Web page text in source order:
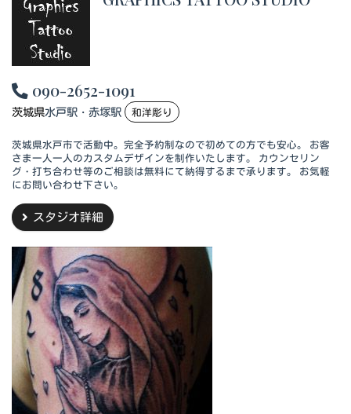
090-2652-1091
茨城県水戸駅・赤塚駅 和洋彫り
茨城県水戸市で活動中。完全予約制なので初めての方でも安心。 お客
さま一人一人のカスタムデザインを制作いたします。 カウンセリン
グ・打ち合わせ等のご相談は無料にて納得するまで承ります。 お気軽
にお問い合わせ下さい。
スタジオ詳細